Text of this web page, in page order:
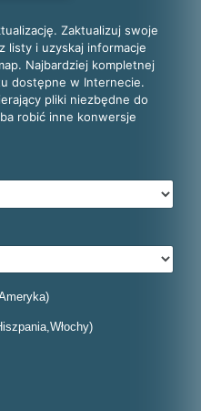
Zaktualizuj swoje
listy i uzyskaj informacje
Najbardziej kompletnej
dostępne w Internecie.
pliki niezbędne do
robić inne konwersje